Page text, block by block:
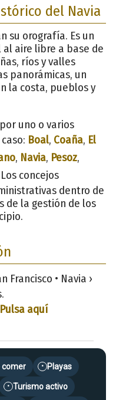
del Navia
su orografía. Es un
aire libre a base de
ríos y valles
panorámicas, un
la costa, pueblos y
uno o varios
Boal, Coaña, El
, Navia, Pesoz,
concejos
dentro de
de la gestión de los
Francisco • Navia ›
Pulsa aquí
comer • Playas
• Turismo activo